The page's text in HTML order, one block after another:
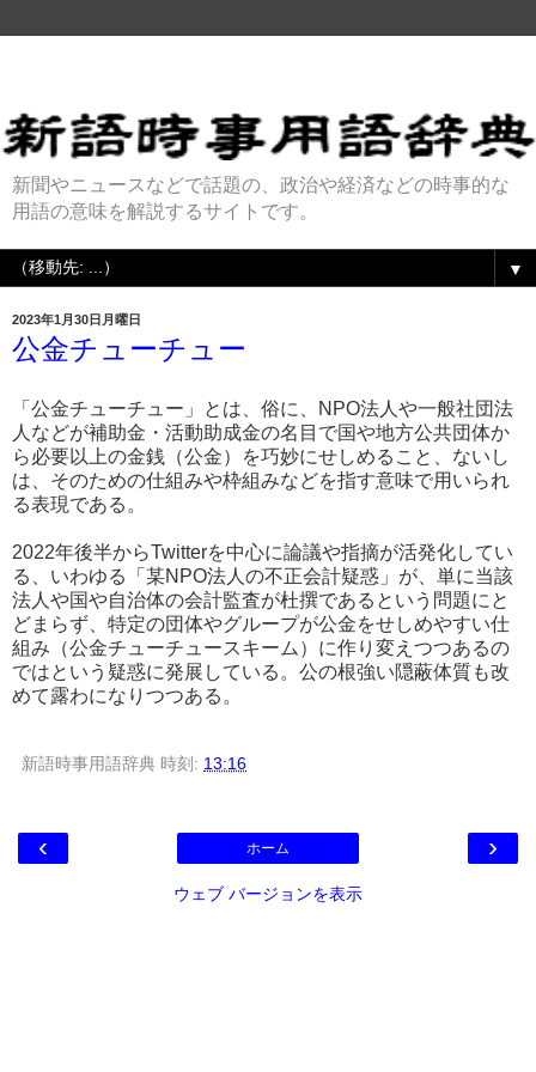
新聞やニュースなどで話題の、政治や経済などの時事的な
用語の意味を解説するサイトです。
▼
2023年1月30日月曜日
公金チューチュー
「公金チューチュー」とは、俗に、NPO法人や一般社団法
人などが補助金・活動助成金の名目で国や地方公共団体か
ら必要以上の金銭（公金）を巧妙にせしめること、ないし
は、そのための仕組みや枠組みなどを指す意味で用いられ
る表現である。
2022年後半からTwitterを中心に論議や指摘が活発化してい
る、いわゆる「某NPO法人の不正会計疑惑」が、単に当該
法人や国や自治体の会計監査が杜撰であるという問題にと
どまらず、特定の団体やグループが公金をせしめやすい仕
組み（公金チューチュースキーム）に作り変えつつあるの
ではという疑惑に発展している。公の根強い隠蔽体質も改
めて露わになりつつある。
新語時事用語辞典 時刻: 13:16
‹ ›
ホーム
ウェブ バージョンを表示